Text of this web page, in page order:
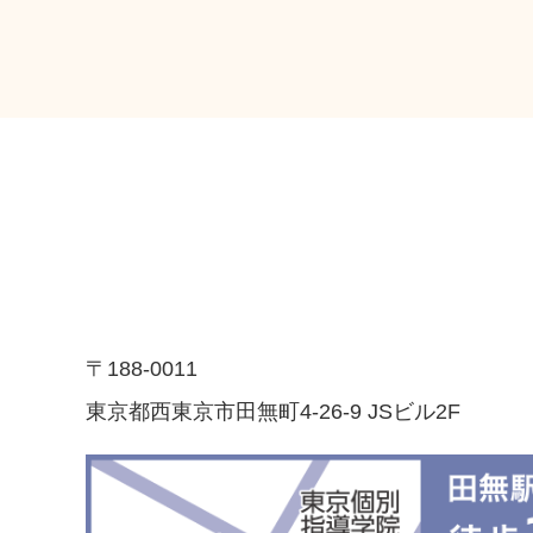
〒188-0011
東京都西東京市田無町4-26-9 JSビル2F